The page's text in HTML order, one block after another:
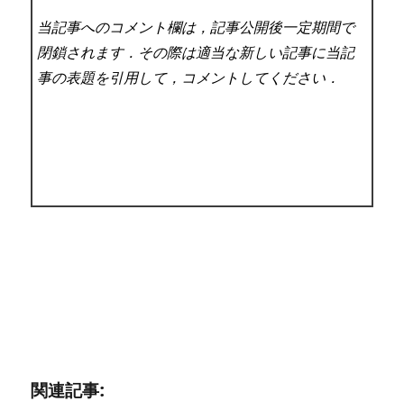
当記事へのコメント欄は，記事公開後一定期間で
閉鎖されます．その際は適当な新しい記事に当記
事の表題を引用して，コメントしてください．
関連記事: